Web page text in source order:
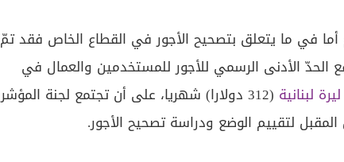
في ما يتعلق بتصحيح الأجور في القطاع الخاص فقد تمّ
الحدّ الأدنى الرسمي للأجور للمستخدمين والعمال في
ليرة لبنانية
(312 دولارا) شهريا، على أن تجتمع لجنة المؤشر
لتقييم الوضع ودراسة تصحيح الأجور.